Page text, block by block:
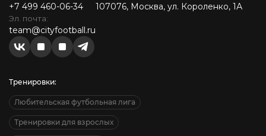
+7 499 460-06-34
Эл. почта:
team@cityfootball.ru
107076, Москва, ул. Короленко, 1А
Тренировки:
Любительская футбольная лига
Тренировки для взрослых